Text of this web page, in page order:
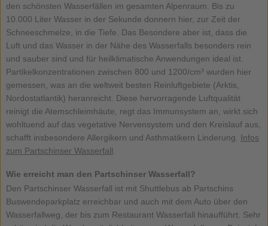
den schönsten Wasserfällen im gesamten Alpenraum. Bis zu
10.000 Liter Wasser in der Sekunde donnern hier, zur Zeit der
Schneeschmelze, in die Tiefe. Das Besondere aber ist, dass die
Luft und das Wasser in der Nähe des Wasserfalls besonders rein
und sauber sind und für heilklimatische Anwendungen ideal ist.
Partikelkonzentrationen zwischen 800 und 1200/cm³ wurden hier
gemessen, was an die weltweit besten Reinluftgebiete (Arktis,
Nordostatlantik) heranreicht. Diese hervorragende Luftqualität
reinigt die Atemschleimhäute, regt das Immunsystem an, wirkt sich
wohltuend auf das vegetative Nervensystem und den Kreislauf aus,
schafft insbesondere Allergikern und Asthmatikern Linderung. Infos
zum Partschinser Wasserfall
Wie erreicht man den Partschinser Wasserfall?
Den Partschinser Wasserfall ist mit Shuttlebus ab Partschins
Buswendeparkplatz erreichbar und auch mit dem Auto über den
Wasserfallweg, der bis zum Restaurant Wasserfall hinaufführt. Sehr